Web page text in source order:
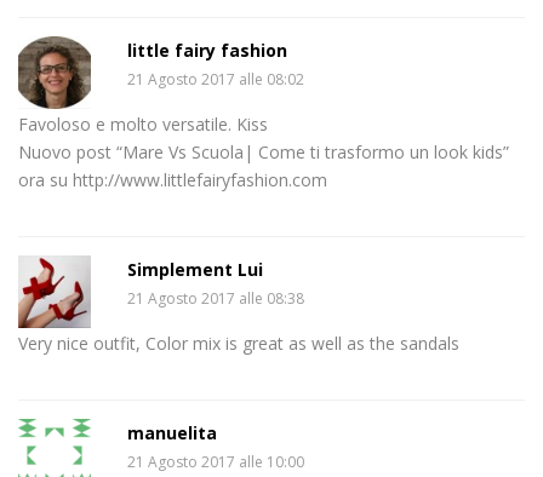
little fairy fashion
21 Agosto 2017 alle 08:02
Favoloso e molto versatile. Kiss
Nuovo post “Mare Vs Scuola| Come ti trasformo un look kids”
ora su http://www.littlefairyfashion.com
Simplement Lui
21 Agosto 2017 alle 08:38
Very nice outfit, Color mix is great as well as the sandals
manuelita
21 Agosto 2017 alle 10:00